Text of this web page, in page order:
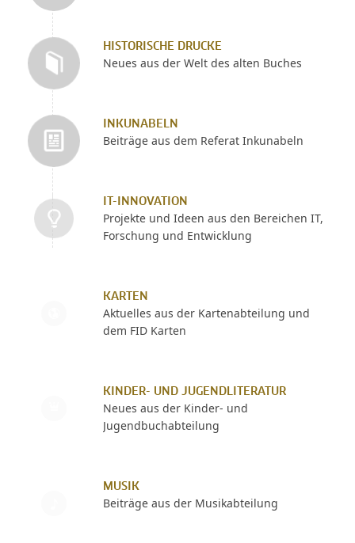
HISTORISCHE DRUCKE
Neues aus der Welt des alten Buches
INKUNABELN
Beiträge aus dem Referat Inkunabeln
IT-INNOVATION
Projekte und Ideen aus den Bereichen IT,
Forschung und Entwicklung
KARTEN
Aktuelles aus der Kartenabteilung und
dem FID Karten
KINDER- UND JUGENDLITERATUR
Neues aus der Kinder- und
Jugendbuchabteilung
MUSIK
Beiträge aus der Musikabteilung